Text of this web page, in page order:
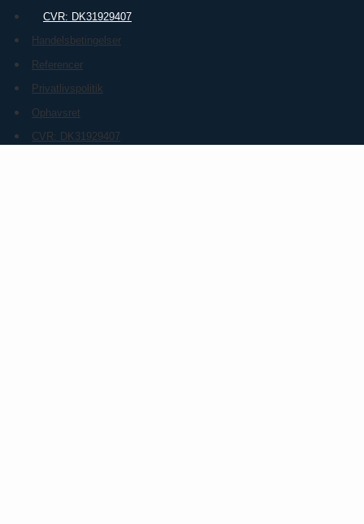
CVR: DK31929407
Handelsbetingelser
Referencer
Privatlivspolitik
Ophavsret
CVR: DK31929407